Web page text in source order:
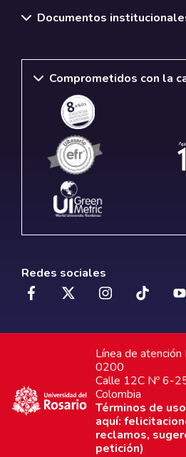
Documentos
Comprometidos con la
Redes sociales
Línea de
0200
Calle 12C Nº 6-
Colombia
Términos de uso
aquí:
reclamos,
petición)